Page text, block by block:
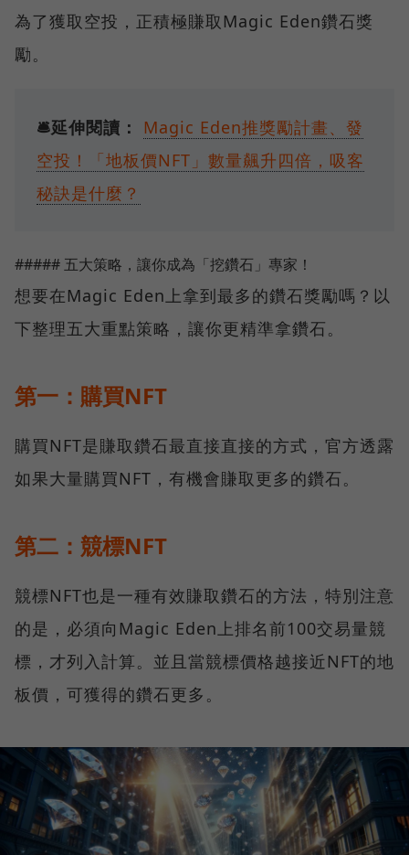
為了獲取空投，正積極賺取Magic Eden鑽石獎
勵。
🛎延伸閱讀：
Magic Eden推獎勵計畫、發
空投！「地板價NFT」數量飆升四倍，吸客
秘訣是什麼？
##### 五大策略，讓你成為「挖鑽石」專家！
想要在Magic Eden上拿到最多的鑽石獎勵嗎？以
下整理五大重點策略，讓你更精準拿鑽石。
第一：購買NFT
購買NFT是賺取鑽石最直接直接的方式，官方透露
如果大量購買NFT，有機會賺取更多的鑽石。
第二：競標NFT
競標NFT也是一種有效賺取鑽石的方法，特別注意
的是，必須向Magic Eden上排名前100交易量競
標，才列入計算。並且當競標價格越接近NFT的地
板價，可獲得的鑽石更多。